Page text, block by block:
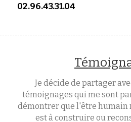
02.96.43.31.04
Je décide de partager
témoignages qui me sont
démontrer que l'être humain
est à construire ou